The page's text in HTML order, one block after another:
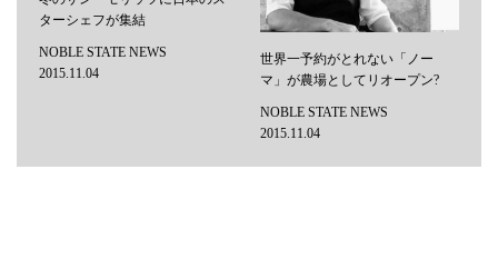
ターシェフが集結
NOBLE STATE NEWS
2015.11.04
世界一予約がとれない「ノー
マ」が農場としてリオープン?
NOBLE STATE NEWS
2015.11.04